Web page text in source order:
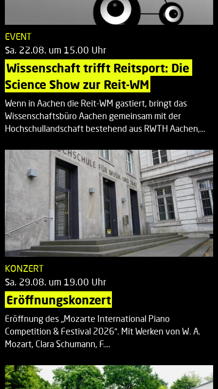
EVENT
Sa. 22.08. um 15.00 Uhr
Wissenschaft trifft Reitsport: Die
Science Show zur Reit-WM
Wenn in Aachen die Reit-WM gastiert, bringt das
Wissenschaftsbüro Aachen gemeinsam mit der
Hochschullandschaft bestehend aus RWTH Aachen,…
KONZERT
Sa. 29.08. um 19.00 Uhr
Eröffnungskonzert
Eröffnung des „Mozarte International Piano
Competition & Festival 2026“. Mit Werken von W. A.
Mozart, Clara Schumann, F.…